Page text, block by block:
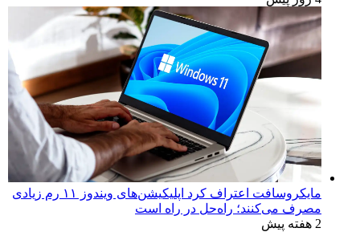
مایکروسافت اعتراف کرد اپلیکیشن‌های ویندوز ۱۱ رم زیادی
مصرف می‌کنند؛ راه‌حل در راه است
2 هفته پیش